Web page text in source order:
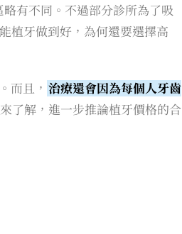
略有不同。不過部分診所為了吸
植牙做到好，為何還要選擇高
而且， 治療還會因為每個人牙齒
了解，進一步推論植牙價格的合